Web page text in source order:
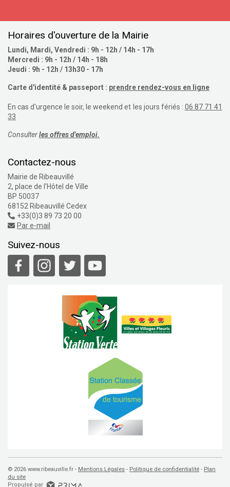
Horaires d'ouverture de la Mairie
Lundi, Mardi, Vendredi : 9h - 12h / 14h - 17h
Mercredi : 9h - 12h / 14h - 18h
Jeudi : 9h - 12h / 13h30 - 17h
Carte d'identité & passeport : prendre rendez-vous en ligne
En cas d'urgence le soir, le weekend et les jours fériés : 06 87 71 41
33
Consulterles offres d'emploi.
Contactez-nous
Mairie de Ribeauvillé
2, place de l'Hôtel de Ville
BP 50037
68152 Ribeauvillé Cedex
+33(0)3 89 73 20 00
Par e-mail
Suivez-nous
© 2026 www.ribeauville.fr - Mentions Légales Politique de confidentialité
Plan
du site
Propulsé par